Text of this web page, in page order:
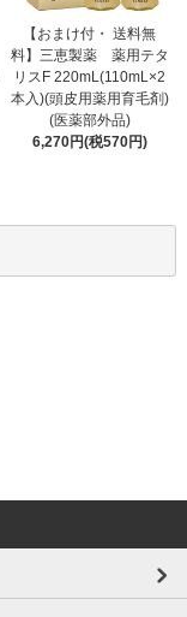
【おまけ付・ 送料無
料】三恵製薬 薬用テタ
リスF 220mL(110mL×2
本入)(頭皮用薬用育毛剤)
(医薬部外品)
6,270円(税570円)